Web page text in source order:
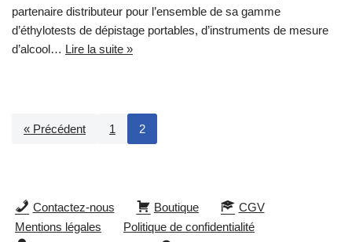
partenaire distributeur pour l’ensemble de sa gamme
d’éthylotests de dépistage portables, d’instruments de mesure
d’alcool… Lire la suite »
« Précédent 1 2
Contactez-nous Boutique
CGV
Mentions légales
Politique de confidentialité